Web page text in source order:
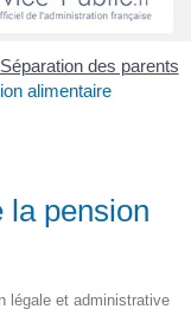
Séparation des parents
alimentaire
la pension
légale et administrative